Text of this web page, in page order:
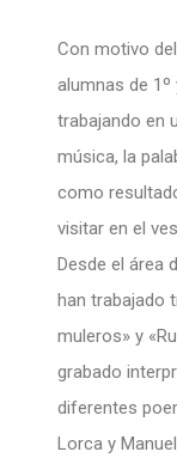
Con motivo
alumnas de 1º
trabajando en
música, la
como
visitar en el
Desde el área
han trabajado
muleros» y
grabado
diferentes
Lorca y